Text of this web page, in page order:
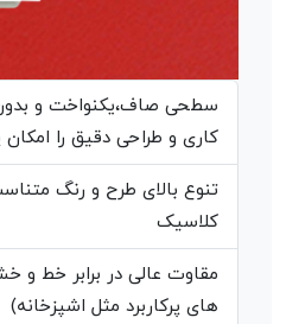
سطحی صاف،یکنواخت و
کاری و طراحی دقیق را امکان
تنوع بالای طرح و رنگ
کلاسیک
مقاوت عالی در برابر خط
های پرکاربرد مثل اشپزخانه)